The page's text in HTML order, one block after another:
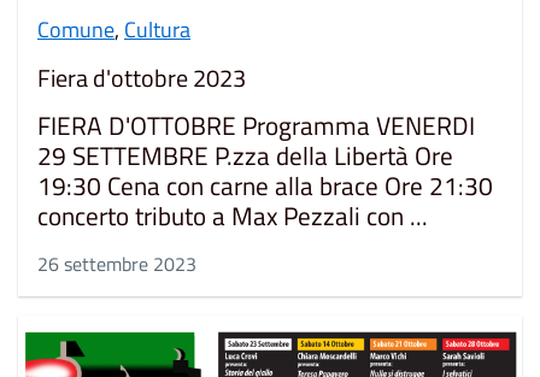
Comune, Cultura
Fiera d'ottobre 2023
FIERA D'OTTOBRE Programma VENERDI
29 SETTEMBRE P.zza della Libertà Ore
19:30 Cena con carne alla brace Ore 21:30
concerto tributo a Max Pezzali con ...
26 settembre 2023